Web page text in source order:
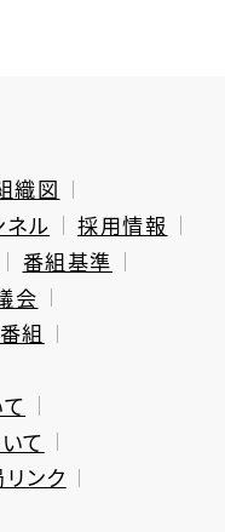
織図
ネル
採用情報
番組基準
会
組
て
ンク